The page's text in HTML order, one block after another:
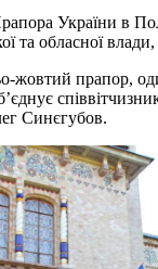
України в
та обласної
жовтий прапор,
Синєгубов.